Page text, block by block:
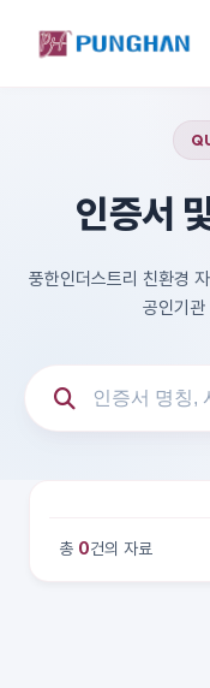
인증서
풍한인더스트리 친환경
공인기
총 0건의 자료